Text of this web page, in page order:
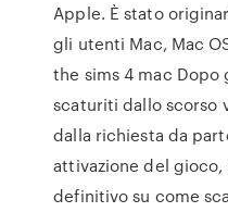
Apple. È stato
gli utenti Mac, Mac
the sims 4 mac
scaturiti dallo scorso
dalla richiesta da
attivazione del
definitivo su come